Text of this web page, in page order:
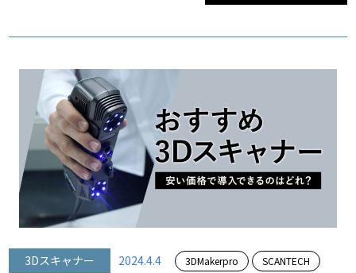
3Dスキャナー 2024.4.4 3DMakerpro SCANTECH